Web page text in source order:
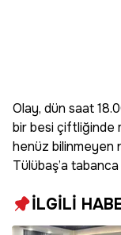
Olay, dün saat
bir besi çiftliğinde
henüz bilinmeyen
Tülübaş’a
İLGİLİ